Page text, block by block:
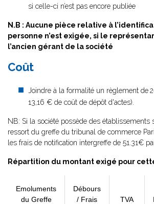
si celle-ci n’est pas encore publiée
N.B : Aucune pièce relative à
personne n’est exigée, si le
l’ancien gérant de la société
Coût
Joindre à la formalité un règlement de
13,16 € de coût de dépôt d'actes).
NB: Si la société possède des établissements
ressort du greffe du tribunal de commerce
les frais de notification intergreffe de 51.31€
Répartition du montant exigé pour
Emoluments
du Greffe
Débours
/ Frais
TVA